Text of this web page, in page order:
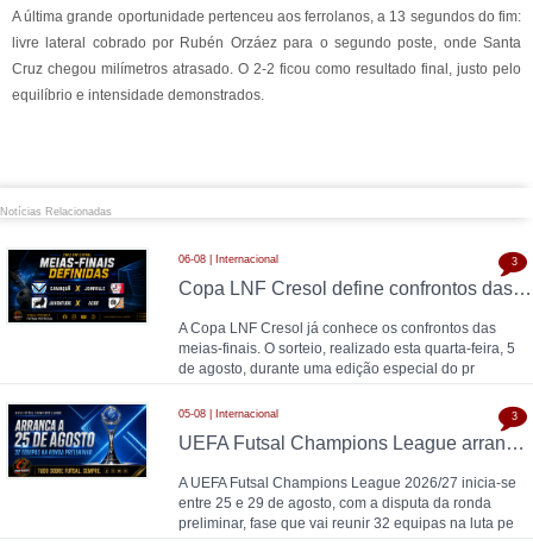
A última grande oportunidade pertenceu aos ferrolanos, a 13 segundos do fim:
livre lateral cobrado por Rubén Orzáez para o segundo poste, onde Santa
Cruz chegou milímetros atrasado. O 2-2 ficou como resultado final, justo pelo
equilíbrio e intensidade demonstrados.
Notícias Relacionadas
06-08 | Internacional
Copa LNF Cresol define confrontos das meias-finais
A Copa LNF Cresol já conhece os confrontos das
meias-finais. O sorteio, realizado esta quarta-feira, 5
de agosto, durante uma edição especial do pr
3
05-08 | Internacional
UEFA Futsal Champions League arranca a 25 de agosto com 32 equipas na ronda preliminar
A UEFA Futsal Champions League 2026/27 inicia-se
entre 25 e 29 de agosto, com a disputa da ronda
preliminar, fase que vai reunir 32 equipas na luta pe
3